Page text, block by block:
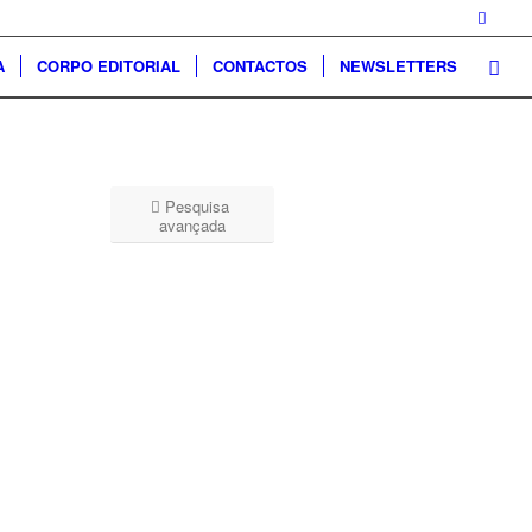
CORPO EDITORIAL CONTACTOS NEWSLETTERS
Pesquisa
avançada